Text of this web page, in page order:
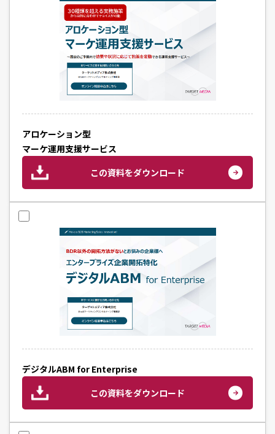
アロケーション型
マーケ運用支援サービス
この資料をダウンロード
デジタルABM for Enterprise
この資料をダウンロード